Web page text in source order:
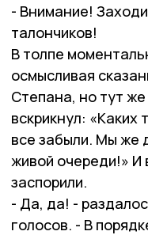
- Внимание!
талончиков!
В толпе
осмысливая
Степана, но тут
вскрикнул: «Каких
все забыли. Мы же
живой очереди!» И
заспорили.
- Да, да! -
голосов. - В